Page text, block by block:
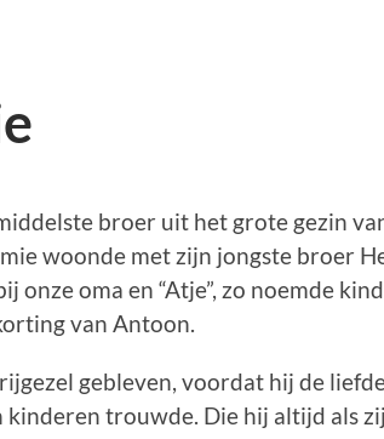
broer uit het grote gezin
woonde met zijn jongste broer
onze oma en “Atje”, zo noemde
van Antoon.
gebleven, voordat hij de
kinderen trouwde. Die hij altijd als